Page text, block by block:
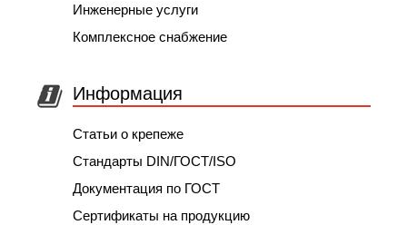
Инженерные услуги
Комплексное снабжение
Информация
Статьи о крепеже
Стандарты DIN/ГОСТ/ISO
Документация по ГОСТ
Сертификаты на продукцию